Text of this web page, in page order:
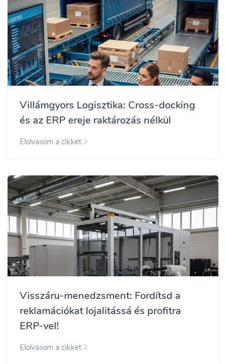
Villámgyors Logisztika: Cross-docking
és az ERP ereje raktározás nélkül
Elolvasom a cikket
Visszáru-menedzsment: Fordítsd a
reklamációkat lojalitássá és profitra
ERP-vel!
Elolvasom a cikket